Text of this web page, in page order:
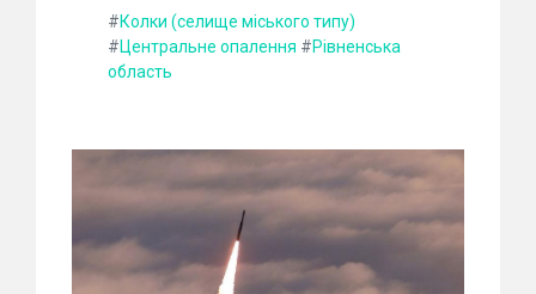
#Колки (селище міського типу)
#Центральне опалення #Рівненська
область